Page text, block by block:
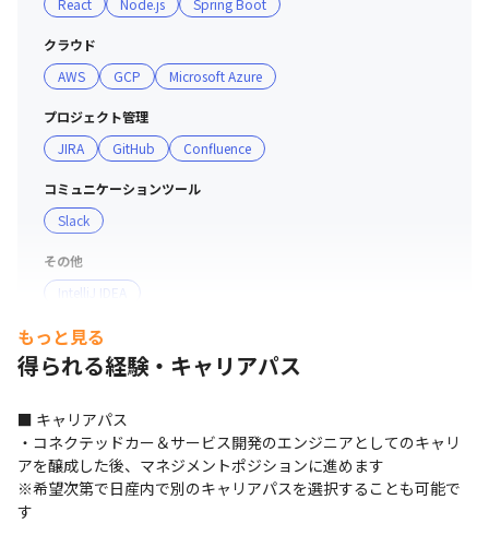
React Node.js Spring Boot
クラウド
AWS
GCP Microsoft Azure
プロジェクト管理
JIRA
GitHub Confluence
コミュニケーションツール
Slack
その他
IntelliJ IDEA
もっと見る
得られる経験・キャリアパス
■ キャリアパス
・コネクテッドカー＆サービス開発のエンジニアとしてのキャリ
アを醸成した後、マネジメントポジションに進めます
※希望次第で日産内で別のキャリアパスを選択することも可能で
す